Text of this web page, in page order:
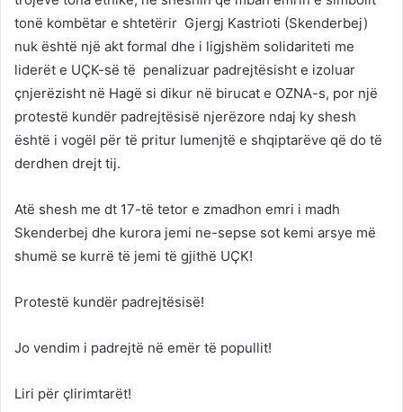
tonë kombëtar e shtetërir Gjergj Kastrioti (Skenderbej)
nuk është një akt formal dhe i ligjshëm solidariteti me
liderët e UÇK-së të penalizuar padrejtësisht e izoluar
çnjerëzisht në Hagë si dikur në birucat e OZNA-s, por një
protestë kundër padrejtësisë njerëzore ndaj ky shesh
është i vogël për të pritur lumenjtë e shqiptarëve që do të
derdhen drejt tij.
Atë shesh me dt 17-të tetor e zmadhon emri i madh
Skenderbej dhe kurora jemi ne-sepse sot kemi arsye më
shumë se kurrë të jemi të gjithë UÇK!
Protestë kundër padrejtësisë!
Jo vendim i padrejtë në emër të popullit!
Liri për çlirimtarët!